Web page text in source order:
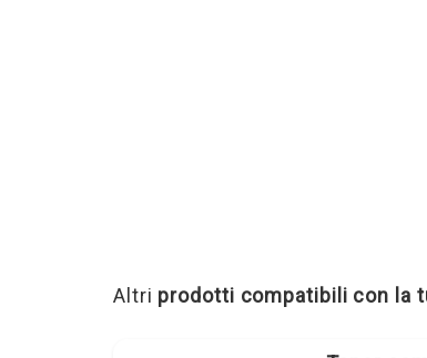
Altri prodotti compatibili con la